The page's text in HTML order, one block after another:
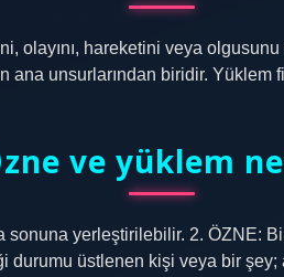
olayını, hareketini veya olgusunu
ana unsurlarından biridir. Yüklem
ve yüklem
sonuna yerleştirilebilir. 2. ÖZNE:
üstlenen kişi veya bir şey;